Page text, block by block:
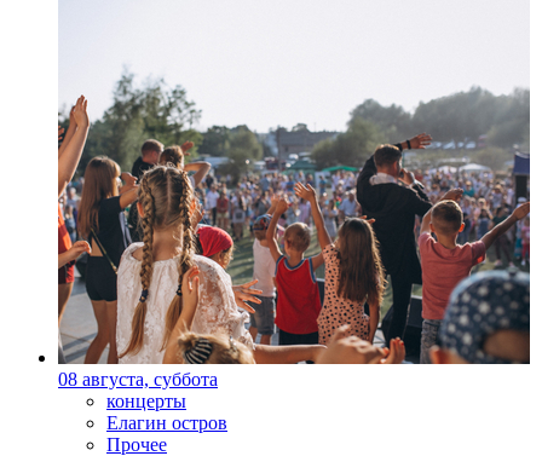
08 августа, суббота
концерты
Елагин остров
Прочее